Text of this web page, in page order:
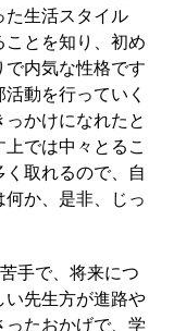
た生活スタイル
とを知り、初め
内気な性格です
動を行っていく
かけになれたと
では中々とるこ
取れるので、自
か、是非、じっ
手で、将来につ
い先生方が進路や
たおかげで、学